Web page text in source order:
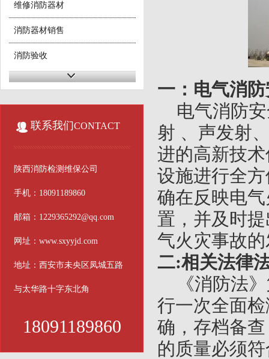
维修消防器材
消防器材销售
消防验收
消防工程施工
消防二次改造
联系我们CONTACT
陕西消防检测维保公司
手机：18091189860
邮箱：1229365292@qq.com
网址：www.sxyyjd.com
地址：西安市未央区凤城五路
与太华路十字东北角
18091189860
一：电气消
电气消防安
射 、声发射
进的高新技
设施进行全
确在反映电
置，并及时
气火灾事故
二:相关法律
《消防法
行一次全面
确，存档备
的质量必须